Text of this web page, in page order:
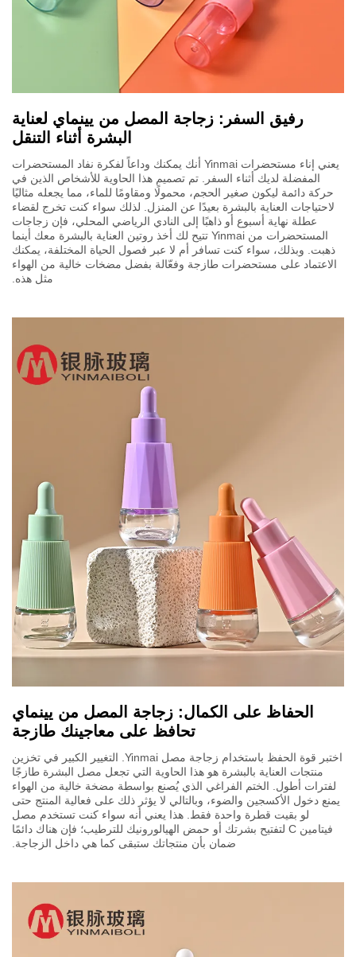
رفيق السفر: زجاجة المصل من يينماي لعناية
البشرة أثناء التنقل
يعني إناء مستحضرات Yinmai أنك يمكنك وداعاً لفكرة نفاد المستحضرات
المفضلة لديك أثناء السفر. تم تصميم هذا الحاوية للأشخاص الذين في
حركة دائمة ليكون صغير الحجم، محمولًا ومقاومًا للماء، مما يجعله مثاليًا
لاحتياجات العناية بالبشرة بعيدًا عن المنزل. لذلك سواء كنت تخرج لقضاء
عطلة نهاية أسبوع أو ذاهبًا إلى النادي الرياضي المحلي، فإن زجاجات
المستحضرات من Yinmai تتيح لك أخذ روتين العناية بالبشرة معك أينما
ذهبت. وبذلك، سواء كنت تسافر أم لا عبر فصول الحياة المختلفة، يمكنك
الاعتماد على مستحضرات طازجة وفعّالة بفضل مضخات خالية من الهواء
مثل هذه.
الحفاظ على الكمال: زجاجة المصل من يينماي
تحافظ على معاجينك طازجة
اختبر قوة الحفظ باستخدام زجاجة مصل Yinmai. التغيير الكبير في تخزين
منتجات العناية بالبشرة هو هذا الحاوية التي تجعل مصل البشرة طازجًا
لفترات أطول. الختم الفراغي الذي يُصنع بواسطة مضخة خالية من الهواء
يمنع دخول الأكسجين والضوء، وبالتالي لا يؤثر ذلك على فعالية المنتج حتى
لو بقيت قطرة واحدة فقط. هذا يعني أنه سواء كنت تستخدم مصل
فيتامين C لتفتيح بشرتك أو حمض الهيالورونيك للترطيب؛ فإن هناك دائمًا
ضمان بأن منتجاتك ستبقى كما هي داخل الزجاجة.